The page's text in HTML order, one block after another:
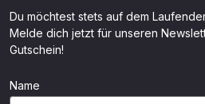
Du möchtest stets auf dem
Melde dich jetzt für unseren
Gutschein!
Name